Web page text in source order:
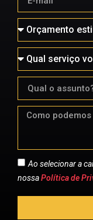
Ao selecionar a
nossaPolítica de